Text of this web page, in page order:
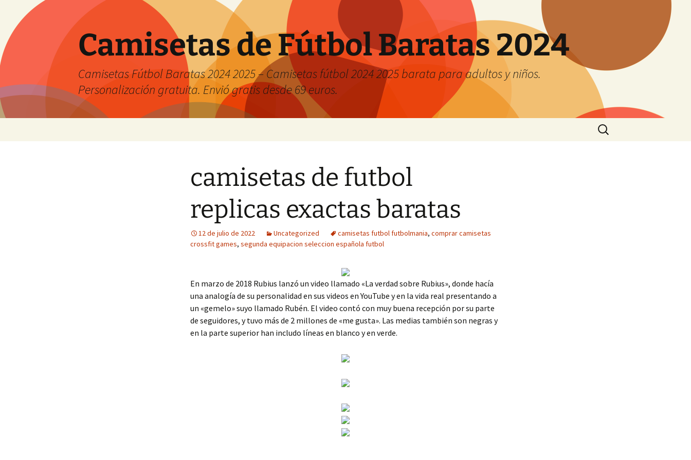
Camisetas de Fútbol Baratas 2024
Camisetas Fútbol Baratas 2024 2025 – Camisetas fútbol 2024 2025 barata para adultos y niños.
Personalización gratuita. Envió gratis desde 69 euros.
Buscar:
camisetas de futbol
replicas exactas baratas
12 de julio de 2022 Uncategorized camisetas futbol futbolmania, comprar camisetas
crossfit games, segunda equipacion seleccion española futbol
En marzo de 2018 Rubius lanzó un video llamado «La verdad sobre Rubius», donde hacía
una analogía de su personalidad en sus videos en YouTube y en la vida real presentando a
un «gemelo» suyo llamado Rubén. El video contó con muy buena recepción por su parte
de seguidores, y tuvo más de 2 millones de «me gusta». Las medias también son negras y
en la parte superior han includo líneas en blanco y en verde.